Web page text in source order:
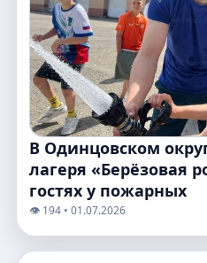
В Одинцовском
лагеря «Берёзовая
гостях у пожарных
👁️ 194 • 01.07.2026